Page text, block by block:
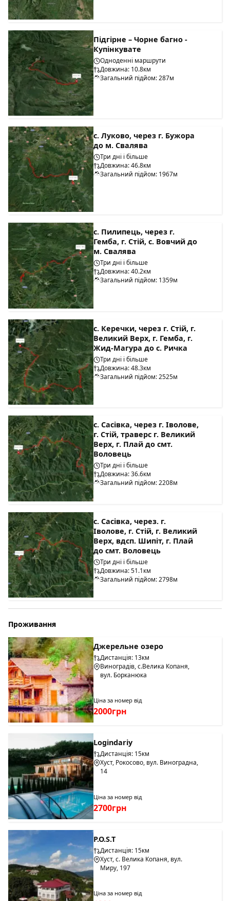
Підгірне – Чорне багно -
Купінкувате
Одноденні маршрути
Довжина: 10.8км
Загальний підйом: 287м
с. Луково, через г. Бужора
до м. Свалява
Три дні і більше
Довжина: 46.8км
Загальний підйом: 1967м
с. Пилипець, через г.
Гемба, г. Стій, с. Вовчий до
м. Свалява
Три дні і більше
Довжина: 40.2км
Загальний підйом: 1359м
с. Керечки, через г. Стій, г.
Великий Верх, г. Гемба, г.
Жид-Магура до с. Ричка
Три дні і більше
Довжина: 48.3км
Загальний підйом: 2525м
с. Сасівка, через г. Іволове,
г. Стій, траверс г. Великий
Верх, г. Плай до смт.
Воловець
Три дні і більше
Довжина: 36.6км
Загальний підйом: 2208м
с. Сасівка, через. г.
Іволове, г. Стій, г. Великий
Верх, вдсп. Шипіт, г. Плай
до смт. Воловець
Три дні і більше
Довжина: 51.1км
Загальний підйом: 2798м
Проживання
Джерельне озеро
Дистанція: 13км
Виноградів, с.Велика Копаня,
вул. Борканюка
Ціна за номер від
2000грн
Logindariy
Дистанція: 15км
Хуст, Рокосово, вул. Виноградна,
14
Ціна за номер від
2700грн
P.O.S.T
Дистанція: 15км
Хуст, с. Велика Копаня, вул.
Миру, 197
Ціна за номер від